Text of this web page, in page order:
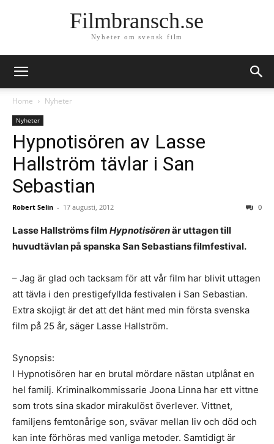
Filmbransch.se
Nyheter om svensk film
Home Nyheter
Nyheter
Hypnotisören av Lasse
Hallström tävlar i San
Sebastian
Robert Selin - 17 augusti, 2012 0
Lasse Hallströms film Hypnotisörenär uttagen till
huvudtävlan på spanska San Sebastians filmfestival.
– Jag är glad och tacksam för att vår film har blivit uttagen
att tävla i den prestigefyllda festivalen i San Sebastian.
Extra skojigt är det att det hänt med min första svenska
film på 25 år, säger Lasse Hallström.
Synopsis:
I Hypnotisören har en brutal mördare nästan utplånat en
hel familj. Kriminalkommissarie Joona Linna har ett vittne
som trots sina skador mirakulöst överlever. Vittnet,
familjens femtonårige son, svävar mellan liv och död och
kan inte förhöras med vanliga metoder. Samtidigt är